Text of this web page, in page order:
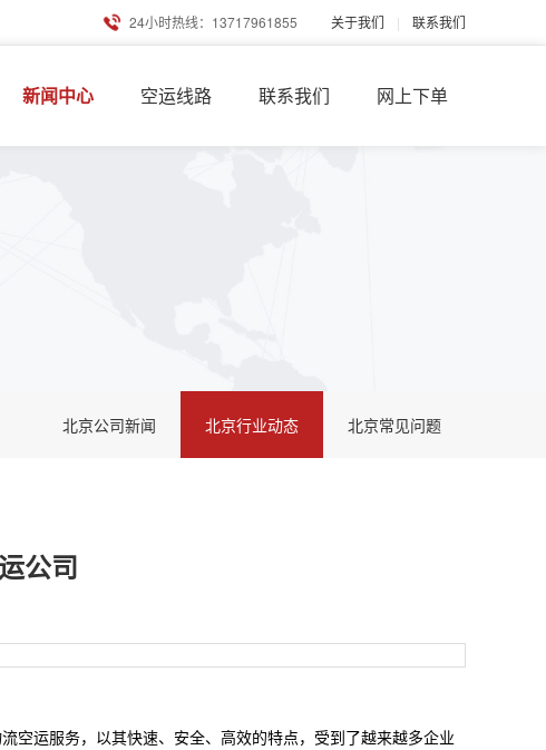
关于我们 | 联系我们
24小时热线：13717961855
新闻中心 空运线路 联系我们 网上下单
北京公司新闻 北京行业动态 北京常见问题
公司
空运服务，以其快速、安全、高效的特点，受到了越来越多企业